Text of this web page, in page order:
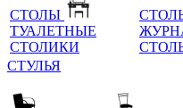
СТОЛЫ
ТУАЛЕТНЫЕ
СТОЛИКИ
СТУЛЬЯ